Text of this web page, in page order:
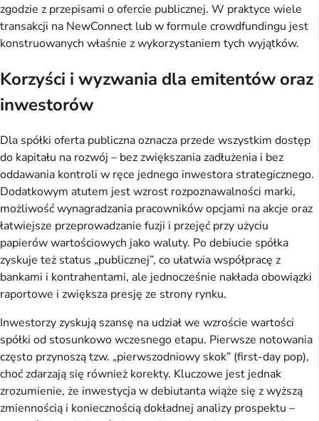
zgodzie z przepisami o ofercie publicznej. W praktyce wiele
transakcji na NewConnect lub w formule crowdfundingu jest
konstruowanych właśnie z wykorzystaniem tych wyjątków.
Korzyści i wyzwania dla emitentów oraz
inwestorów
Dla spółki oferta publiczna oznacza przede wszystkim dostęp
do kapitału na rozwój – bez zwiększania zadłużenia i bez
oddawania kontroli w ręce jednego inwestora strategicznego.
Dodatkowym atutem jest wzrost rozpoznawalności marki,
możliwość wynagradzania pracowników opcjami na akcje oraz
łatwiejsze przeprowadzanie fuzji i przejęć przy użyciu
papierów wartościowych jako waluty. Po debiucie spółka
zyskuje też status „publicznej”, co ułatwia współpracę z
bankami i kontrahentami, ale jednocześnie nakłada obowiązki
raportowe i zwiększa presję ze strony rynku.
Inwestorzy zyskują szansę na udział we wzroście wartości
spółki od stosunkowo wczesnego etapu. Pierwsze notowania
często przynoszą tzw. „pierwszodniowy skok” (first-day pop),
choć zdarzają się również korekty. Kluczowe jest jednak
zrozumienie, że inwestycja w debiutanta wiąże się z wyższą
zmiennością i koniecznością dokładnej analizy prospektu –